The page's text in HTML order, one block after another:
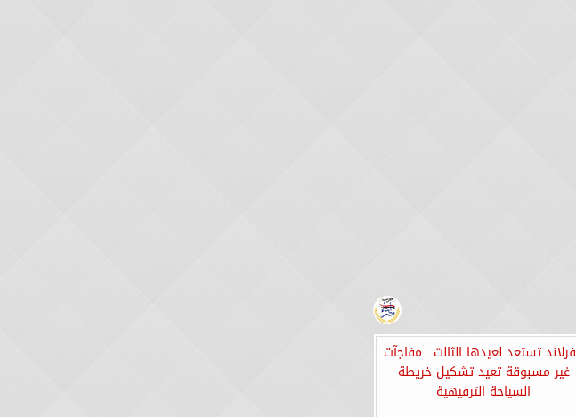
تستعد لعيدها الثالث.. مفاجآت
غير مسبوقة تعيد تشكيل خريطة
السياحة الترفيهية